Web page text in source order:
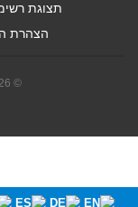
תצוגת
הצהרת
© 2026 - הפטריה. כל הזכויות שמורות.